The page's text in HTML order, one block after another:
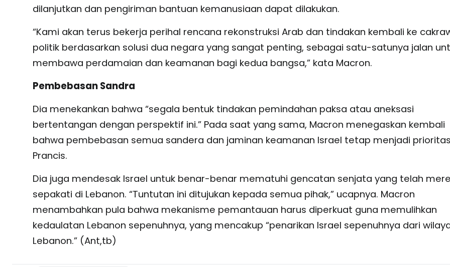
dilanjutkan dan pengiriman bantuan kemanusiaan dapat dilakukan.
“Kami akan terus bekerja perihal rencana rekonstruksi Arab dan tindakan kembali ke
politik berdasarkan solusi dua negara yang sangat penting, sebagai satu-satunya jalan
membawa perdamaian dan keamanan bagi kedua bangsa,” kata Macron.
Pembebasan Sandra
Dia menekankan bahwa “segala bentuk tindakan pemindahan paksa atau aneksasi
bertentangan dengan perspektif ini.” Pada saat yang sama, Macron menegaskan kembali
bahwa pembebasan semua sandera dan jaminan keamanan Israel tetap menjadi prioritas
Prancis.
Dia juga mendesak Israel untuk benar-benar mematuhi gencatan senjata yang telah
sepakati di Lebanon. “Tuntutan ini ditujukan kepada semua pihak,” ucapnya. Macron
menambahkan pula bahwa mekanisme pemantauan harus diperkuat guna memulihkan
kedaulatan Lebanon sepenuhnya, yang mencakup “penarikan Israel sepenuhnya dari
Lebanon.” (Ant,tb)